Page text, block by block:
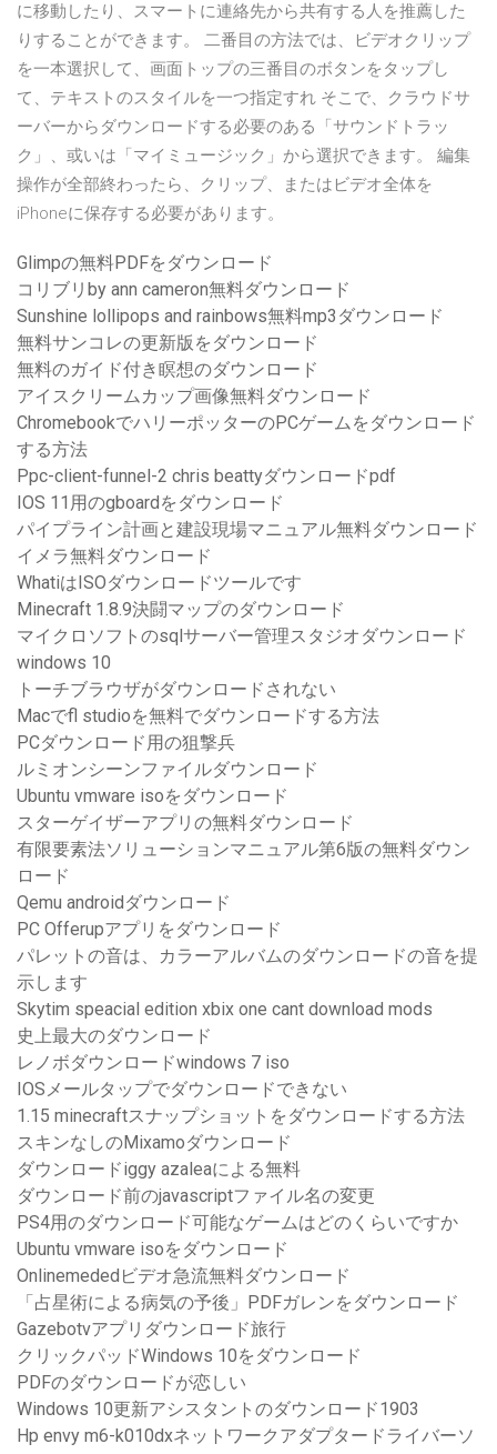
に移動したり、スマートに連絡先から共有する人を推薦した
りすることができます。 二番目の方法では、ビデオクリップ
を一本選択して、画面トップの三番目のボタンをタップし
て、テキストのスタイルを一つ指定すれ そこで、クラウドサ
ーバーからダウンロードする必要のある「サウンドトラッ
ク」、或いは「マイミュージック」から選択できます。 編集
操作が全部終わったら、クリップ、またはビデオ全体を
iPhoneに保存する必要があります。
Glimpの無料PDFをダウンロード
コリブリby ann cameron無料ダウンロード
Sunshine lollipops and rainbows無料mp3ダウンロード
無料サンコレの更新版をダウンロード
無料のガイド付き瞑想のダウンロード
アイスクリームカップ画像無料ダウンロード
ChromebookでハリーポッターのPCゲームをダウンロード
する方法
Ppc-client-funnel-2 chris beattyダウンロードpdf
IOS 11用のgboardをダウンロード
パイプライン計画と建設現場マニュアル無料ダウンロード
イメラ無料ダウンロード
WhatiはISOダウンロードツールです
Minecraft 1.8.9決闘マップのダウンロード
マイクロソフトのsqlサーバー管理スタジオダウンロード
windows 10
トーチブラウザがダウンロードされない
Macでfl studioを無料でダウンロードする方法
PCダウンロード用の狙撃兵
ルミオンシーンファイルダウンロード
Ubuntu vmware isoをダウンロード
スターゲイザーアプリの無料ダウンロード
有限要素法ソリューションマニュアル第6版の無料ダウン
ロード
Qemu androidダウンロード
PC Offerupアプリをダウンロード
パレットの音は、カラーアルバムのダウンロードの音を提
示します
Skytim speacial edition xbix one cant download mods
史上最大のダウンロード
レノボダウンロードwindows 7 iso
IOSメールタップでダウンロードできない
1.15 minecraftスナップショットをダウンロードする方法
スキンなしのMixamoダウンロード
ダウンロードiggy azaleaによる無料
ダウンロード前のjavascriptファイル名の変更
PS4用のダウンロード可能なゲームはどのくらいですか
Ubuntu vmware isoをダウンロード
Onlinemededビデオ急流無料ダウンロード
「占星術による病気の予後」PDFガレンをダウンロード
Gazebotvアプリダウンロード旅行
クリックパッドWindows 10をダウンロード
PDFのダウンロードが恋しい
Windows 10更新アシスタントのダウンロード1903
Hp envy m6-k010dxネットワークアダプタードライバーソ